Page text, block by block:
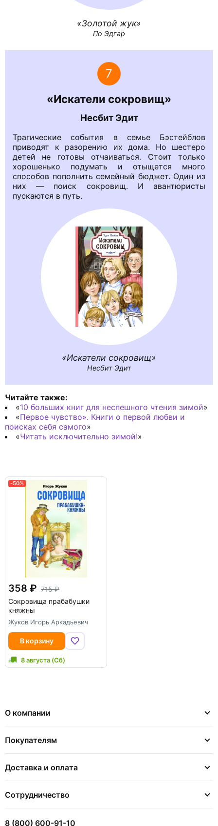
Золотой жук
По Эдгар
7
«Искатели сокровищ»
Несбит Эдит
Трагические события в семье Бэстейблов
приводят к разорению их дома. Но шестеро
детей не готовы отчаиваться. Стоит только
хорошенько подумать и отыщется много
способов пополнить семейный бюджет. Один из
них — поиск сокровищ. И авантюристы
пускаются в путь.
Искатели сокровищ
Несбит Эдит
Читайте также:
«10 больших книг для неспешного чтения зимой»
«Первое чувство». Книги о первой любви и
поисках себя самого»
«Читать исключительно зимой!»
-50%
358
715
Сокровища прабабушки
княжны
Жуков Игорь Аркадьевич
В корзину
8 августа (Сб)
О компании
Покупателям
Доставка и оплата
Сотрудничество
8 (800) 600-91-10